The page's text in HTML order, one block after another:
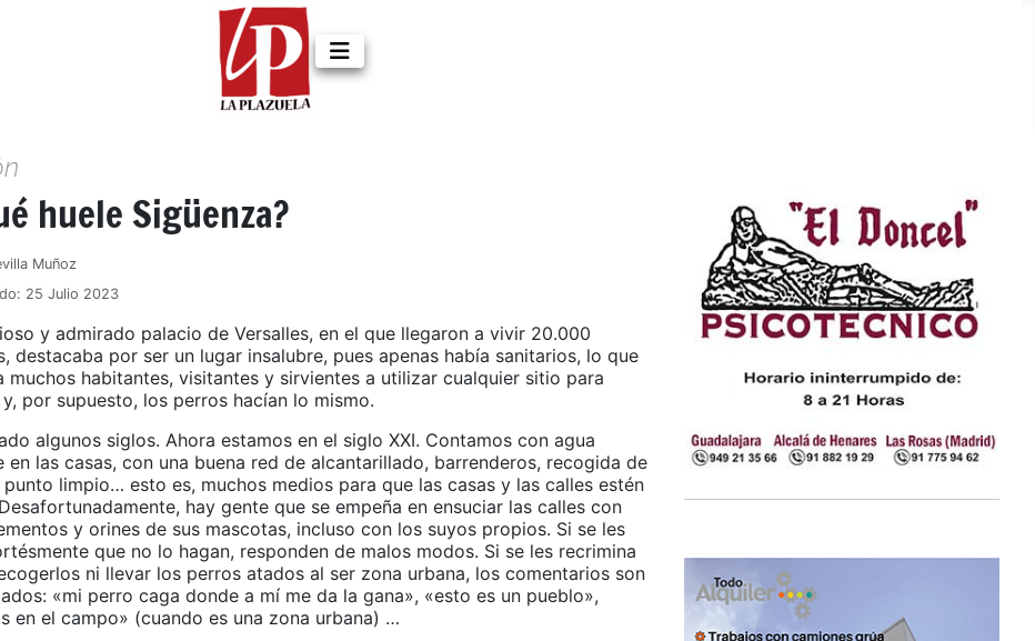
huele Sigüenza?
Muñoz
25 Julio 2023
y admirado palacio de Versalles, en el que llegaron a vivir 20.000
destacaba por ser un lugar insalubre, pues apenas había sanitarios, lo que
muchos habitantes, visitantes y sirvientes a utilizar cualquier sitio para
por supuesto, los perros hacían lo mismo.
algunos siglos. Ahora estamos en el siglo XXI. Contamos con agua
en las casas, con una buena red de alcantarillado, barrenderos, recogida de
punto limpio… esto es, muchos medios para que las casas y las calles estén
hay gente que se empeña en ensuciar las calles con
y orines de sus mascotas, incluso con los suyos propios. Si se les
que no lo hagan, responden de malos modos. Si se les recrimina
ni llevar los perros atados al ser zona urbana, los comentarios son
«mi perro caga donde a mí me da la gana», «esto es un pueblo»,
en el campo» (cuando es una zona urbana) …